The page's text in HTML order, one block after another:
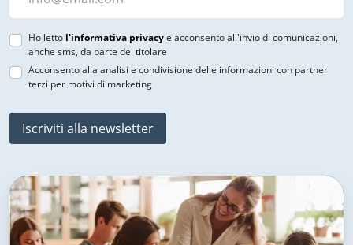
Ho letto l'informativa privacye acconsento all'invio di comunicazioni,
anche sms, da parte del titolare
Acconsento alla analisi e condivisione delle informazioni con partner
terzi per motivi di marketing
Iscriviti alla newsletter